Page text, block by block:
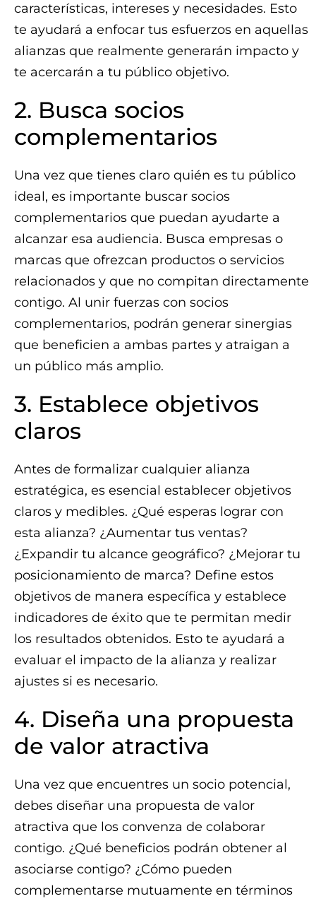
características, intereses y necesidades. Esto
te ayudará a enfocar tus esfuerzos en aquellas
alianzas que realmente generarán impacto y
te acercarán a tu público objetivo.
2. Busca socios
complementarios
Una vez que tienes claro quién es tu público
ideal, es importante buscar socios
complementarios que puedan ayudarte a
alcanzar esa audiencia. Busca empresas o
marcas que ofrezcan productos o servicios
relacionados y que no compitan directamente
contigo. Al unir fuerzas con socios
complementarios, podrán generar sinergias
que beneficien a ambas partes y atraigan a
un público más amplio.
3. Establece objetivos
claros
Antes de formalizar cualquier alianza
estratégica, es esencial establecer objetivos
claros y medibles. ¿Qué esperas lograr con
esta alianza? ¿Aumentar tus ventas?
¿Expandir tu alcance geográfico? ¿Mejorar tu
posicionamiento de marca? Define estos
objetivos de manera específica y establece
indicadores de éxito que te permitan medir
los resultados obtenidos. Esto te ayudará a
evaluar el impacto de la alianza y realizar
ajustes si es necesario.
4. Diseña una propuesta
de valor atractiva
Una vez que encuentres un socio potencial,
debes diseñar una propuesta de valor
atractiva que los convenza de colaborar
contigo. ¿Qué beneficios podrán obtener al
asociarse contigo? ¿Cómo pueden
complementarse mutuamente en términos